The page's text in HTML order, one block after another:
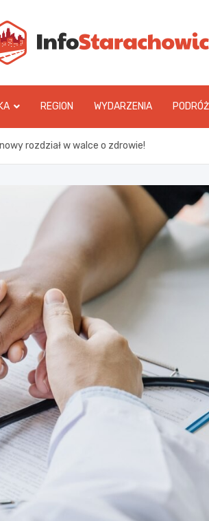
REGION WYDARZENIA
rozdział w walce o zdrowie!